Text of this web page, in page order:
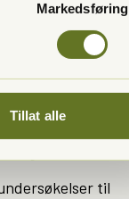
Markedsføring
Tillat alleTidlig
til